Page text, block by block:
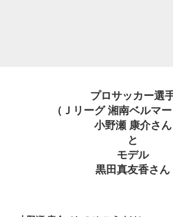
プロサッカー選
（Ｊリーグ 湘南ベルマー
小野瀬 康介さん
と
モデル
黒田真友香さん